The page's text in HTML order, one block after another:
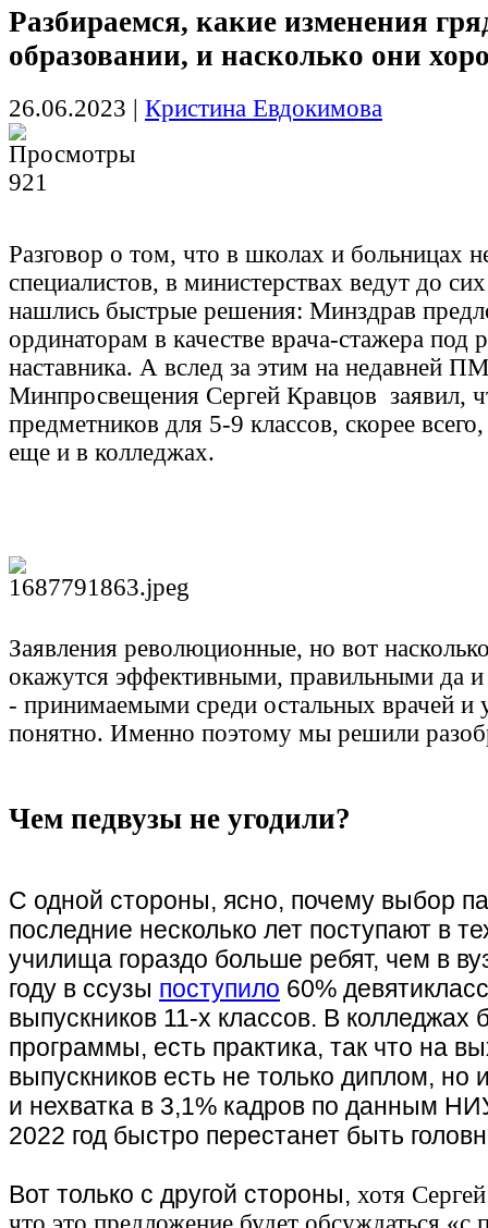
Разбираемся, какие изменения
образовании, и насколько они
26.06.2023 | Кристина Евдокимова
921
Разговор о том, что в школах и больницах
специалистов, в министерствах ведут до
нашлись быстрые решения: Минздрав
ординаторам в качестве врача-стажера под
наставника. А вслед за этим на недавней
Минпросвещения Сергей Кравцов заявил,
предметников для 5-9 классов, скорее
еще и в колледжах.
Заявления революционные, но вот
окажутся эффективными, правильными да
- принимаемыми среди остальных врачей и
понятно. Именно поэтому мы решили
Чем педвузы не угодили?
С одной стороны, ясно, почему выбор
последние несколько лет поступают в
училища гораздо больше ребят, чем в
году в ссузы поступило 60%
выпускников 11-х классов. В колледжах
программы, есть практика, так что на
выпускников есть не только диплом, но
и нехватка в 3,1% кадров по данным
2022 год быстро перестанет быть
Вот только с другой стороны, хотя